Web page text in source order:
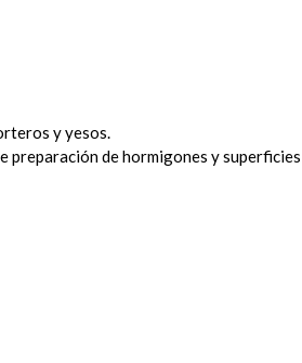
y yesos.
preparación de hormigones y